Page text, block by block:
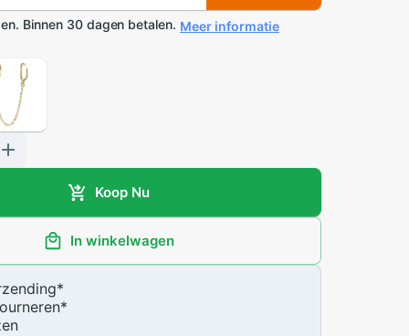
Binnen 30 dagen betalen. Meer informatie
Koop Nu
In winkelwagen
*
*